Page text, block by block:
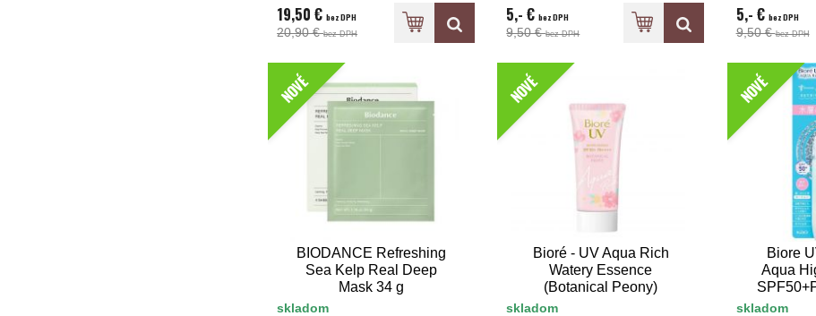
19,50 €bez DPH
20,90 €bez DPH
5,- €bez DPH
9,50 €bez DPH
5,- € bez DPH
9,50 €bez DPH
NOVÉ
BIODANCE Refreshing
Sea Kelp Real Deep
Mask 34 g
skladom
NOVÉ
Bioré - UV Aqua Rich
Watery Essence
(Botanical Peony)
SPF50+ PA++++
skladom
NOVÉ
Biore
Aqua
skladom